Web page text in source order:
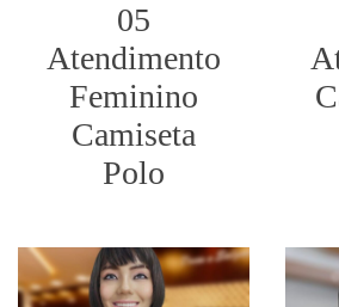
05
Atendimento
Feminino
Camiseta
Polo